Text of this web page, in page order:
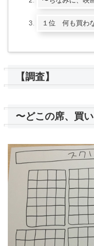
１位 何も買わ
【調査】
〜どこの席、買